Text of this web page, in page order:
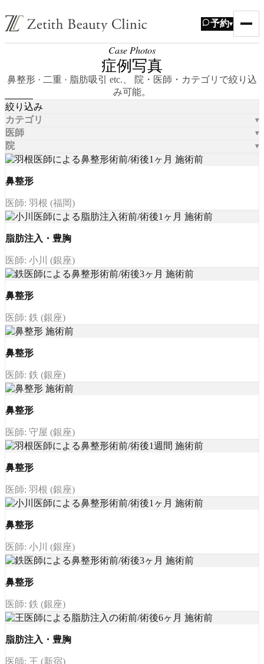
予約▾
Case Photos
症例写真
鼻整形 · 二重 · 脂肪吸引 etc.、 院・医師・カテゴリで絞り込
み可能。
絞り込み
カテゴリ
医師
院
鼻整形
医師: 羽根 (福岡)
脂肪注入・豊胸
医師: 小川 (銀座)
鼻整形
医師: 鉄 (銀座)
鼻整形
医師: 鉄 (銀座)
鼻整形
医師: 守屋 (銀座)
鼻整形
医師: 羽根 (銀座)
鼻整形
医師: 小川 (銀座)
鼻整形
医師: 鉄 (銀座)
脂肪注入・豊胸
医師: 王 (新宿)